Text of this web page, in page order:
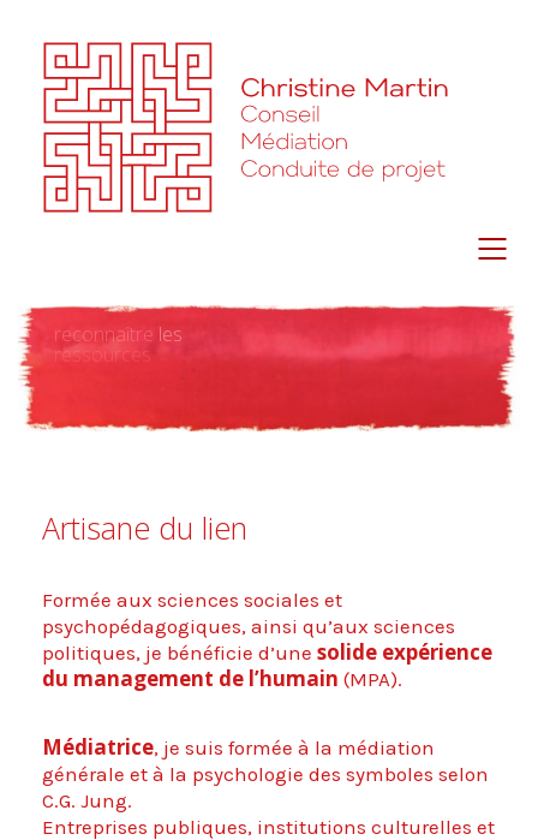
reconnaître les
ressources
Artisane du lien
Formée aux sciences sociales et
psychopédagogiques, ainsi qu’aux sciences
politiques, je bénéficie d’une solide expérience
du management de l’humain (MPA).
Médiatrice, je suis formée à la médiation
générale et à la psychologie des symboles selon
C.G. Jung.
Entreprises publiques, institutions culturelles et